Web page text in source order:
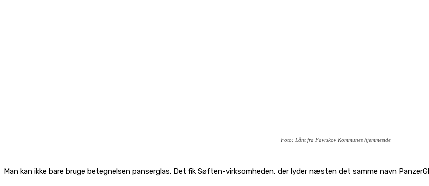
Foto: Lånt fra Favrskov Kommunes hjemmeside
Man kan ikke bare bruge betegnelsen panserglas. Det fik Søften-virksomheden, der lyder næsten det samme navn